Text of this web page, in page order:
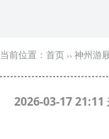
当前位置： 首页 ›› 神州游
2026-03-17 21:11